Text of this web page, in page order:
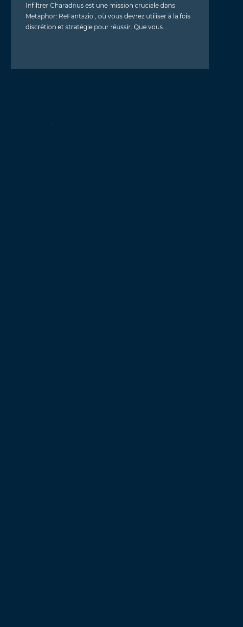
Infiltrer Charadrius est une mission cruciale dans
Metaphor: ReFantazio , où vous devrez utiliser à la fois
discrétion et stratégie pour réussir. Que vous…